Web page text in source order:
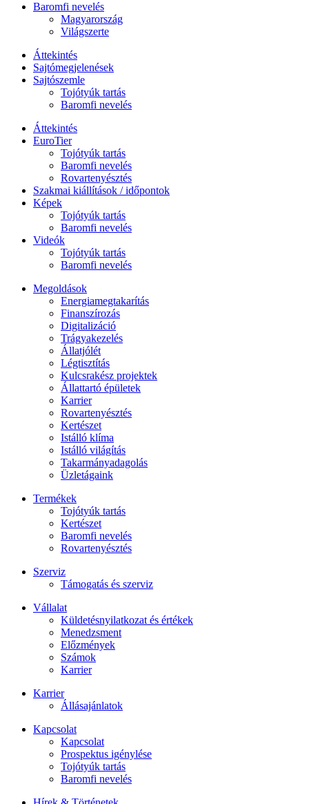
Baromfi nevelés
Magyarország
Világszerte
Áttekintés
Sajtómegjelenések
Sajtószemle
Tojótyúk tartás
Baromfi nevelés
Áttekintés
EuroTier
Tojótyúk tartás
Baromfi nevelés
Rovartenyésztés
Szakmai kiállítások / időpontok
Képek
Tojótyúk tartás
Baromfi nevelés
Videók
Tojótyúk tartás
Baromfi nevelés
Megoldások
Energiamegtakarítás
Finanszírozás
Digitalizáció
Trágyakezelés
Állatjólét
Légtisztítás
Kulcsrakész projektek
Állattartó épületek
Karrier
Rovartenyésztés
Kertészet
Istálló klíma
Istálló világítás
Takarmányadagolás
Üzletágaink
Termékek
Tojótyúk tartás
Kertészet
Baromfi nevelés
Rovartenyésztés
Szerviz
Támogatás és szerviz
Vállalat
Küldetésnyilatkozat és értékek
Menedzsment
Előzmények
Számok
Karrier
Karrier
Állásajánlatok
Kapcsolat
Kapcsolat
Prospektus igénylése
Tojótyúk tartás
Baromfi nevelés